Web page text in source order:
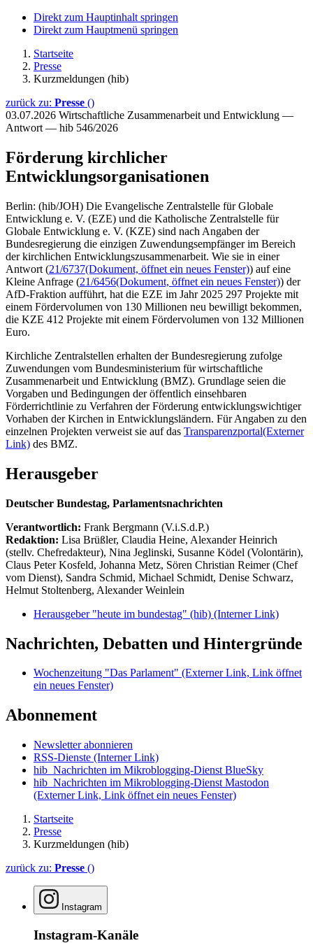
Direkt zum Hauptinhalt springen
Direkt zum Hauptmenü springen
Startseite
Presse
Kurzmeldungen (hib)
zurück zu: Presse ()
03.07.2026 Wirtschaftliche Zusammenarbeit und Entwicklung —
Antwort — hib 546/2026
Förderung kirchlicher
Entwicklungsorganisationen
Berlin: (hib/JOH) Die Evangelische Zentralstelle für Globale
Entwicklung e. V. (EZE) und die Katholische Zentralstelle für
Globale Entwicklung e. V. (KZE) sind nach Angaben der
Bundesregierung die einzigen Zuwendungsempfänger im Bereich
der kirchlichen Entwicklungszusammenarbeit. Wie sie in einer
Antwort (21/6737(Dokument, öffnet ein neues Fenster)) auf eine
Kleine Anfrage (21/6456(Dokument, öffnet ein neues Fenster)) der
AfD-Fraktion aufführt, hat die EZE im Jahr 2025 297 Projekte mit
einem Fördervolumen von 130 Millionen neu bewilligt bekommen,
die KZE 412 Projekte mit einem Fördervolumen von 132 Millionen
Euro.
Kirchliche Zentralstellen erhalten der Bundesregierung zufolge
Zuwendungen vom Bundesministerium für wirtschaftliche
Zusammenarbeit und Entwicklung (BMZ). Grundlage seien die
Vorgaben und Bedingungen der öffentlich einsehbaren
Förderrichtlinie zu Verfahren der Förderung entwicklungswichtiger
Vorhaben der Kirchen in Entwicklungsländern. Für Angaben zu den
einzelnen Projekten verweist sie auf das Transparenzportal(Externer
Link) des BMZ.
Herausgeber
Deutscher Bundestag, Parlamentsnachrichten
Verantwortlich: Frank Bergmann (V.i.S.d.P.)
Redaktion: Lisa Brüßler, Claudia Heine, Alexander Heinrich
(stellv. Chefredakteur), Nina Jeglinski, Susanne Ködel (Volontärin),
Claus Peter Kosfeld, Johanna Metz, Sören Christian Reimer (Chef
vom Dienst), Sandra Schmid, Michael Schmidt, Denise Schwarz,
Helmut Stoltenberg, Alexander Weinlein
Herausgeber "heute im bundestag" (hib) (Interner Link)
Nachrichten, Debatten und Hintergründe
Wochenzeitung "Das Parlament" (Externer Link, Link öffnet
ein neues Fenster)
Abonnement
Newsletter abonnieren
RSS-Dienste (Interner Link)
hib_Nachrichten im Mikroblogging-Dienst BlueSky
hib_Nachrichten im Mikroblogging-Dienst Mastodon
(Externer Link, Link öffnet ein neues Fenster)
Startseite
Presse
Kurzmeldungen (hib)
zurück zu: Presse ()
Instagram
Instagram-Kanäle